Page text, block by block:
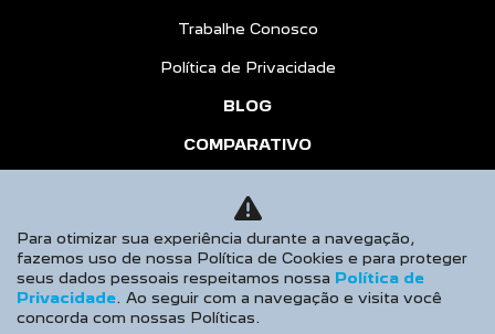
Trabalhe Conosco
Política de Privacidade
BLOG
COMPARATIVO
AGENDE UM TEST DRIVE
Desacelere. Seu bem maior é a vida.
Para otimizar sua experiência durante a navegação,
fazemos uso de nossa Política de Cookies e para proteger
seus dados pessoais respeitamos nossa Política de
Privacidade. Ao seguir com a navegação e visita você
concorda com nossas Políticas.